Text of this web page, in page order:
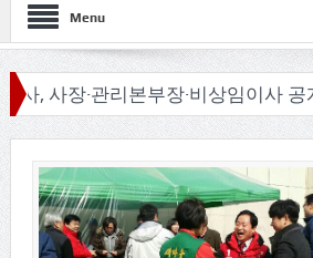
Menu
관리본부장·비상임이사 공개모집